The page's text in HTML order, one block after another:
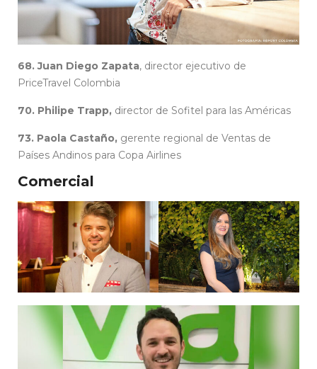
68. Juan Diego Zapata, director ejecutivo de
PriceTravel Colombia
70. Philipe Trapp, director de Sofitel para las Américas
73. Paola Castaño, gerente regional de Ventas de
Países Andinos para Copa Airlines
Comercial